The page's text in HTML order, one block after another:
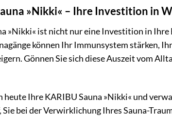
»Nikki« – Ihre Investition in
»Nikki« ist nicht nur eine Investition in
können Ihr Immunsystem stärken,
Gönnen Sie sich diese Auszeit vom
heute Ihre KARIBU Sauna »Nikki« und
Sie bei der Verwirklichung Ihres Sauna-